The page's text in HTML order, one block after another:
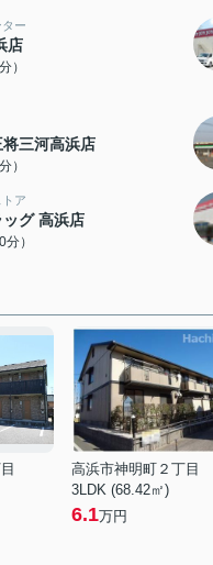
ー
店
）
三河高浜店
）
トア
グ 高浜店
）
高浜市神明町２丁目
3LDK (68.42㎡)
6.1万円